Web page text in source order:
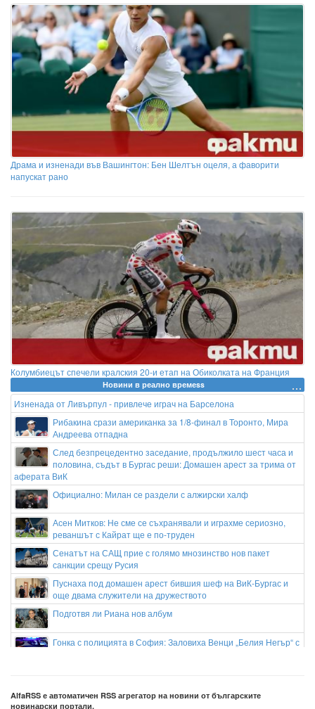
Драма и изненади във Вашингтон: Бен Шелтън оцеля, а фаворити
напускат рано
Колумбиецът спечели кралския 20-и етап на Обиколката на Франция
Новини в реално времеss
Изненада от Ливърпул - привлече играч на Барселона
Рибакина срази американка за 1/8-финал в Торонто, Мира
Андреева отпадна
След безпрецедентно заседание, продължило шест часа и
половина, съдът в Бургас реши: Домашен арест за трима от
аферата ВиК
Официално: Милан се раздели с алжирски халф
Асен Митков: Не сме се съхранявали и играхме сериозно,
реваншът с Кайрат ще е по-труден
Сенатът на САЩ прие с голямо мнозинство нов пакет
санкции срещу Русия
Пуснаха под домашен арест бившия шеф на ВиК-Бургас и
още двама служители на дружеството
Подготвя ли Риана нов албум
Гонка с полицията в София: Заловиха Венци „Белия Негър“ с
AlfaRSS е автоматичен RSS агрегатор на новини от българските
новинарски портали.